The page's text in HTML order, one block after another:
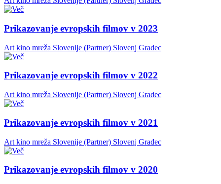
Prikazovanje evropskih filmov v 2023
Art kino mreža Slovenije (Partner) Slovenj Gradec
Prikazovanje evropskih filmov v 2022
Art kino mreža Slovenije (Partner) Slovenj Gradec
Prikazovanje evropskih filmov v 2021
Art kino mreža Slovenije (Partner) Slovenj Gradec
Prikazovanje evropskih filmov v 2020